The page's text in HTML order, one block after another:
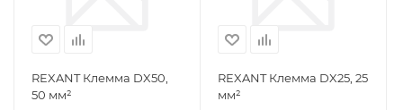
REXANT Клемма DX50,
50 мм²
REXANT Клемма DX25, 25
мм²